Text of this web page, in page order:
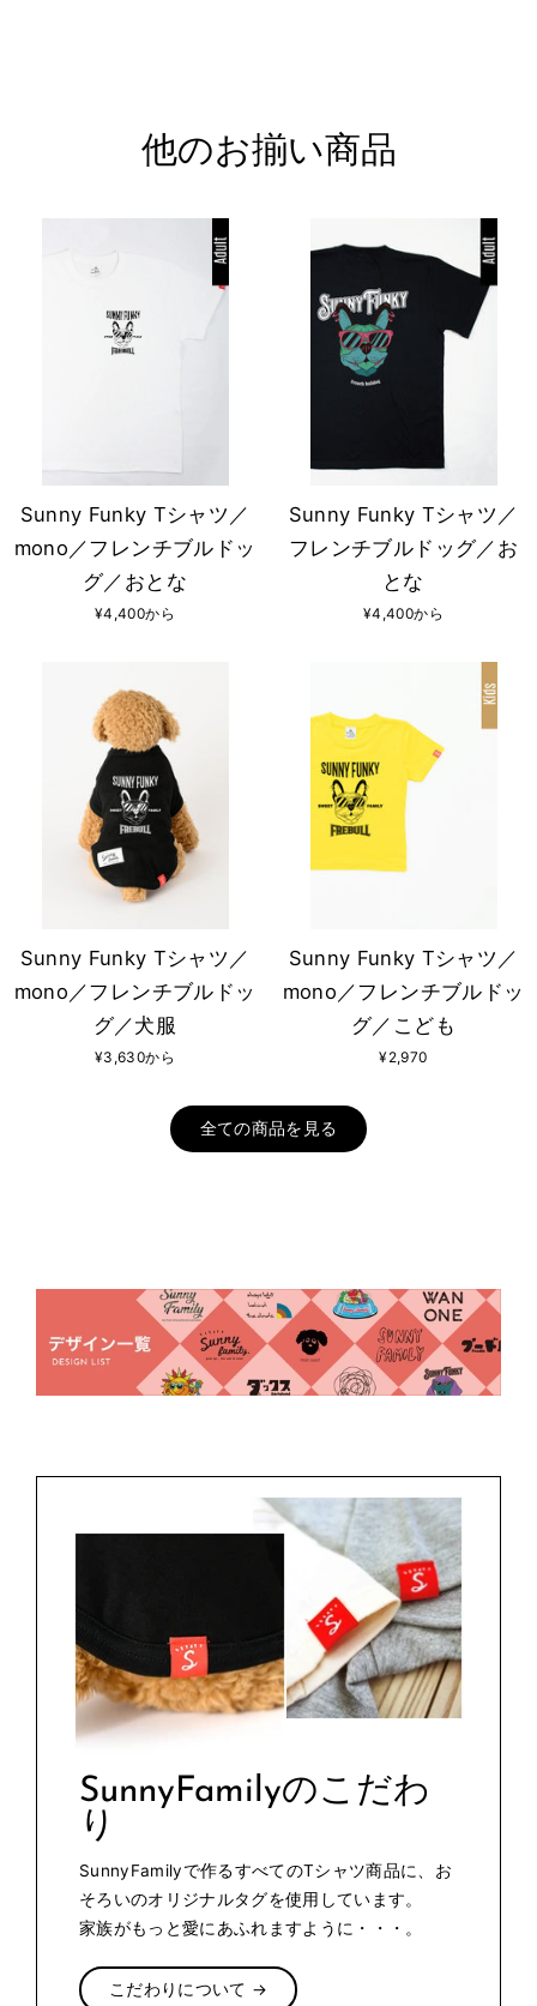
他のお揃い商品
Sunny Funky Tシャツ／
mono／フレンチブルドッ
グ／おとな
¥4,400から
Sunny Funky Tシャツ／
フレンチブルドッグ／お
とな
¥4,400から
Sunny Funky Tシャツ／
mono／フレンチブルドッ
グ／犬服
¥3,630から
Sunny Funky Tシャツ／
mono／フレンチブルドッ
グ／こども
¥2,970
全ての商品を見る
SunnyFamilyのこだわ
り
SunnyFamilyで作るすべてのTシャツ商品に、お
そろいのオリジナルタグを使用しています。
家族がもっと愛にあふれますように・・・。
こだわりについて →